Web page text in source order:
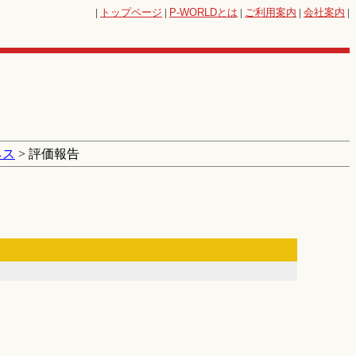
| トップページ | P-WORLDとは | ご利用案内 | 会社案内 |
> 評価報告